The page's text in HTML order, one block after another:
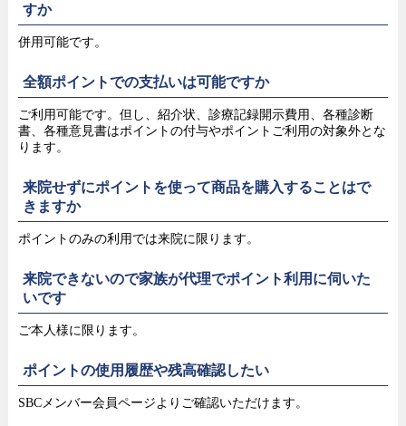
すか
併用可能です。
全額ポイントでの支払いは可能ですか
ご利用可能です。但し、紹介状、診療記録開示費用、各種診断
書、各種意見書はポイントの付与やポイントご利用の対象外とな
ります。
来院せずにポイントを使って商品を購入することはで
きますか
ポイントのみの利用では来院に限ります。
来院できないので家族が代理でポイント利用に伺いた
いです
ご本人様に限ります。
ポイントの使用履歴や残高確認したい
SBCメンバー会員ページよりご確認いただけます。